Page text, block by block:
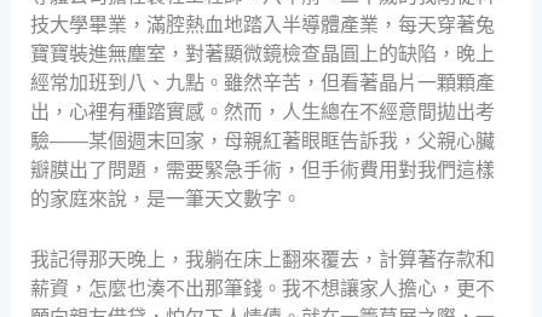
技大學畢業，滿腔熱血地踏入半導體產業，每天穿著兔
寶寶裝進無塵室，對著顯微鏡檢查晶圓上的缺陷，晚上
經常加班到八、九點。雖然辛苦，但看著晶片一顆顆產
出，心裡有種踏實感。然而，人生總在不經意間拋出考
驗——某個週末回家，母親紅著眼眶告訴我，父親心臟
瓣膜出了問題，需要緊急手術，但手術費用對我們這樣
的家庭來說，是一筆天文數字。
我記得那天晚上，我躺在床上翻來覆去，計算著存款和
薪資，怎麼也湊不出那筆錢。我不想讓家人擔心，更不